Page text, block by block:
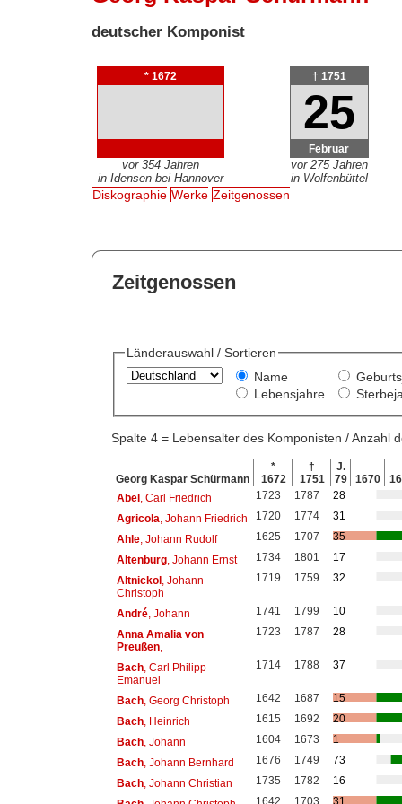
deutscher Komponist
* 1672
vor 354 Jahren
in Idensen bei Hannover
† 1751
25
Februar
vor 275 Jahren
in Wolfenbüttel
Diskographie Werke Zeitgenossen
Zeitgenossen
Länderauswahl / Sortieren
Name
Lebensjahre
Spalte 4 = Lebensalter des Komponisten / Anzahl
Georg Kaspar Schürmann
*
1672
†
1751
J.
79
1670
Abel, Carl Friedrich 1723 1787
28
Agricola , Johann Friedrich 1720 1774
31
Ahle, Johann Rudolf 1625 1707
35
Altenburg, Johann Ernst 1734 1801
17
Altnickol, Johann
Christoph
1719 1759 32
André, Johann 1741 1799
10
Anna Amalia von
Preußen,
1723 1787 28
Bach, Carl Philipp
Emanuel
1714 1788 37
Bach, Georg Christoph 1642 1687
15
Bach, Heinrich 1615 1692
20
Bach, Johann 1604 1673
1
Bach, Johann Bernhard 1676 1749
73
Bach, Johann Christian 1735 1782
16
1642 1703 31